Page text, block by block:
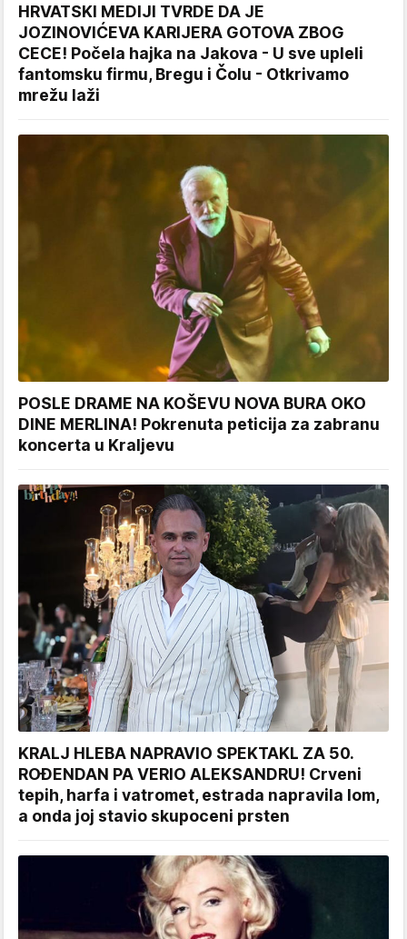
HRVATSKI MEDIJI TVRDE DA JE
JOZINOVIĆEVA KARIJERA GOTOVA ZBOG
CECE! Počela hajka na Jakova - U sve upleli
fantomsku firmu, Bregu i Čolu - Otkrivamo
mrežu laži
POSLE DRAME NA KOŠEVU NOVA BURA OKO
DINE MERLINA! Pokrenuta peticija za zabranu
koncerta u Kraljevu
KRALJ HLEBA NAPRAVIO SPEKTAKL ZA 50.
ROĐENDAN PA VERIO ALEKSANDRU! Crveni
tepih, harfa i vatromet, estrada napravila lom,
a onda joj stavio skupoceni prsten